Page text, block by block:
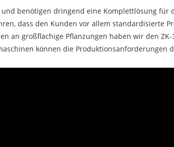
benötigen dringend eine Komplettlösung
dass den Kunden vor allem standardisierte
an großflächige Pflanzungen haben wir den
können die